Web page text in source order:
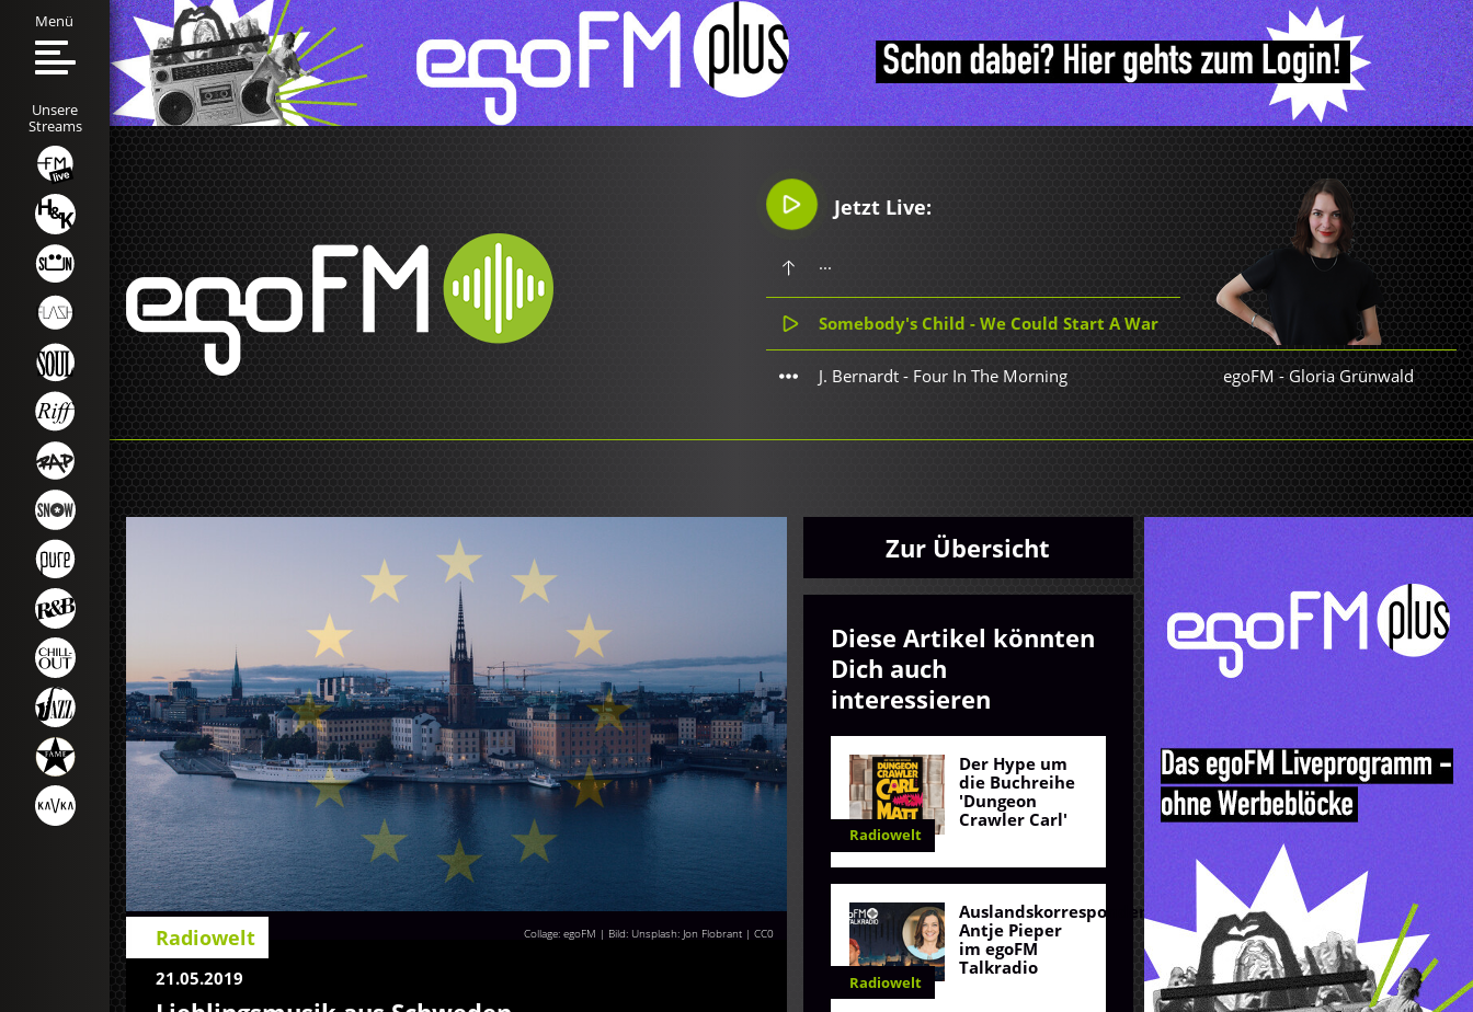
Jetzt Live:
...
Somebody's Child - We Could Start A War
J. Bernardt - Four In The Morning egoFM - Gloria Grünwald
Menü
Unsere
Streams
Collage: egoFM | Bild: Unsplash: Jon Flobrant | CC0
Radiowelt
21.05.2019
Zur Übersicht
Diese Artikel könnten
Dich auch
interessieren
Radiowelt
Der Hype um
die Buchreihe
'Dungeon
Crawler Carl'
Radiowelt
Auslandskorrespondentin
Antje Pieper
im egoFM
Talkradio